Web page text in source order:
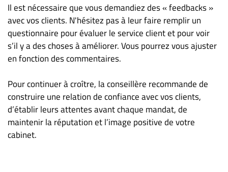
Il est nécessaire que vous demandiez des « feedbacks »
avec vos clients. N'hésitez pas à leur faire remplir un
questionnaire pour évaluer le service client et pour voir
s’il y a des choses à améliorer. Vous pourrez vous ajuster
en fonction des commentaires.
Pour continuer à croître, la conseillère recommande de
construire une relation de confiance avec vos clients,
d’établir leurs attentes avant chaque mandat, de
maintenir la réputation et l’image positive de votre
cabinet.